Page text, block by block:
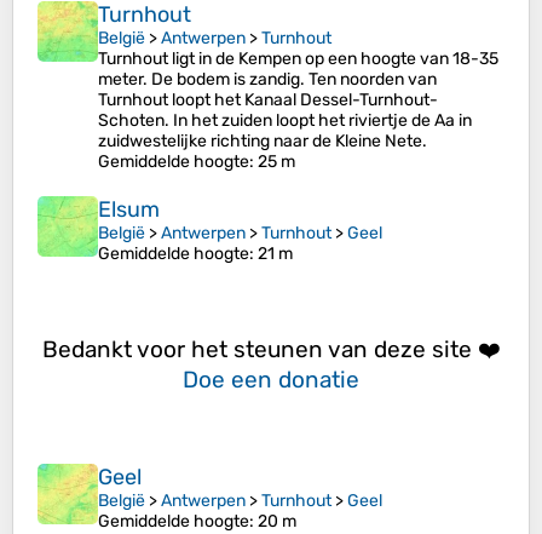
Turnhout
België >Antwerpen >Turnhout
Turnhout ligt in de Kempen op een hoogte van 18-35
meter. De bodem is zandig. Ten noorden van
Turnhout loopt het Kanaal Dessel-Turnhout-
Schoten. In het zuiden loopt het riviertje de Aa in
zuidwestelijke richting naar de Kleine Nete.
Gemiddelde hoogte: 25 m
Elsum
België >Antwerpen >Turnhout>Geel
Gemiddelde hoogte: 21 m
Bedankt voor het steunen van deze site ❤️
Doe een donatie
Geel
België >Antwerpen >Turnhout>Geel
Gemiddelde hoogte: 20 m